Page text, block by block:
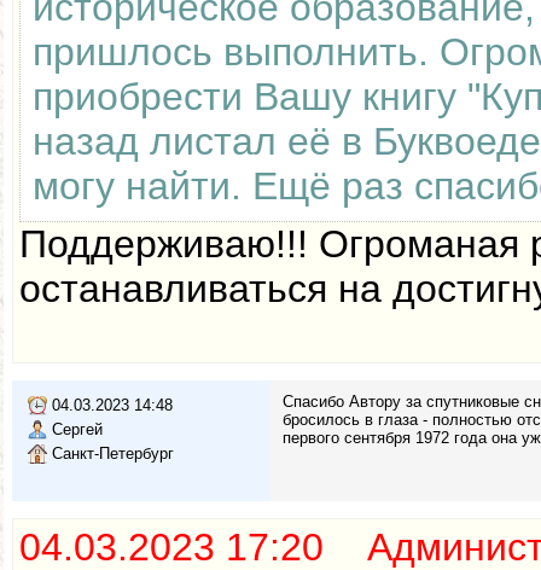
пришлось выполнить.
приобрести Вашу книгу
назад листал её в
могу найти. Ещё раз
Поддерживаю!!! Огроманая
останавливаться на
04.03.2023 14:48
Сергей
Санкт-Петербург
Спасибо Автору за спутниковые
бросилось в глаза - полностью
первого сентября 1972 года она
04.03.2023 17:20